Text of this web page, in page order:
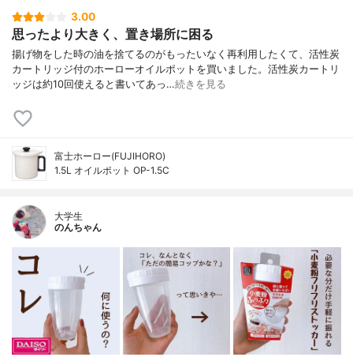
3.00
思ったより大きく、置き場所に困る
揚げ物をした時の油を捨てるのがもったいなく再利用したくて、活性炭
カートリッジ付のホーローオイルポットを買いました。活性炭カートリ
ッジは約10回使えると書いてあっ…続きを見る
富士ホーロー(FUJIHORO)
1.5L オイルポット OP-1.5C
大学生
のんちゃん